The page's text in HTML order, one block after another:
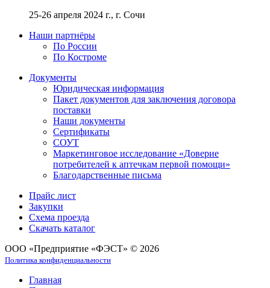
25-26 апреля 2024 г., г. Сочи
Наши партнёры
По России
По Костроме
Документы
Юридическая информация
Пакет документов для заключения договора
поставки
Наши документы
Сертификаты
СОУТ
Маркетинговое исследование «Доверие
потребителей к аптечкам первой помощи»
Благодарственные письма
Прайс лист
Закупки
Схема проезда
Скачать каталог
ООО «Предприятие «ФЭСТ» © 2026
Политика конфиденциальности
Главная